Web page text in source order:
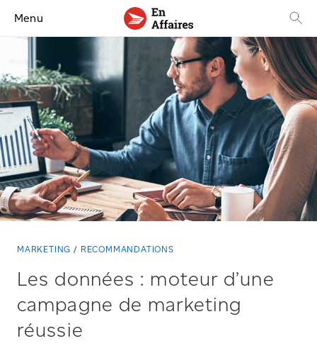
Menu
MARKETING RECOMMANDATIONS
Les données : moteur d’une
campagne de marketing
réussie